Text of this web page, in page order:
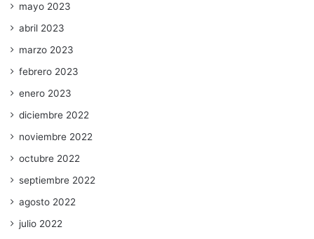
mayo 2023
abril 2023
marzo 2023
febrero 2023
enero 2023
diciembre 2022
noviembre 2022
octubre 2022
septiembre 2022
agosto 2022
julio 2022